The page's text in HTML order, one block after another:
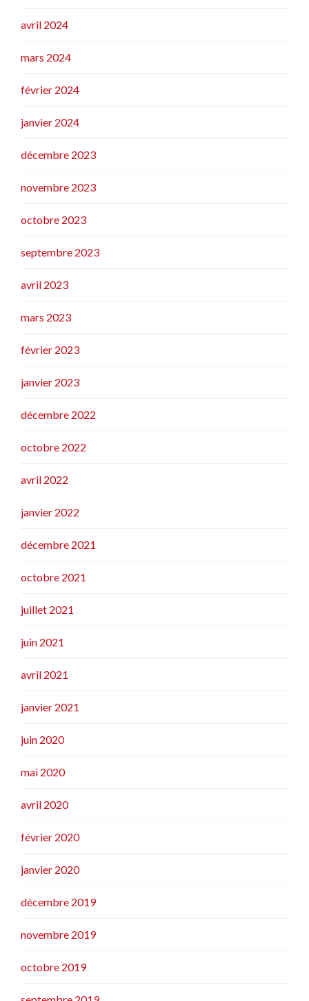
avril 2024
mars 2024
février 2024
janvier 2024
décembre 2023
novembre 2023
octobre 2023
septembre 2023
avril 2023
mars 2023
février 2023
janvier 2023
décembre 2022
octobre 2022
avril 2022
janvier 2022
décembre 2021
octobre 2021
juillet 2021
juin 2021
avril 2021
janvier 2021
juin 2020
mai 2020
avril 2020
février 2020
janvier 2020
décembre 2019
novembre 2019
octobre 2019